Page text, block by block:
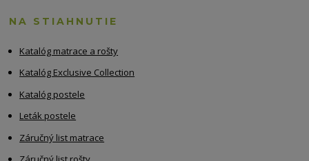
NA STIAHNUTIE
Katalóg matrace a rošty
Katalóg Exclusive Collection
Katalóg postele
Leták postele
Záručný list matrace